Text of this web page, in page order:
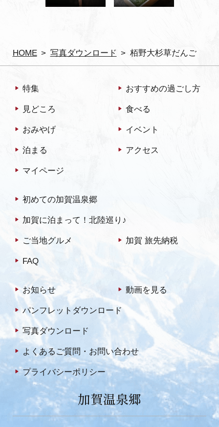
HOME 写真ダウンロード 栢野大杉草だんご
特集 おすすめの過ごし方
見どころ 食べる
おみやげ イベント
泊まる アクセス
マイページ
初めての加賀温泉郷
加賀に泊まって！北陸巡り♪
ご当地グルメ 加賀 旅先納税
FAQ
お知らせ 動画を見る
パンフレットダウンロード
写真ダウンロード
よくあるご質問・お問い合わせ
プライバシーポリシー
加賀温泉郷